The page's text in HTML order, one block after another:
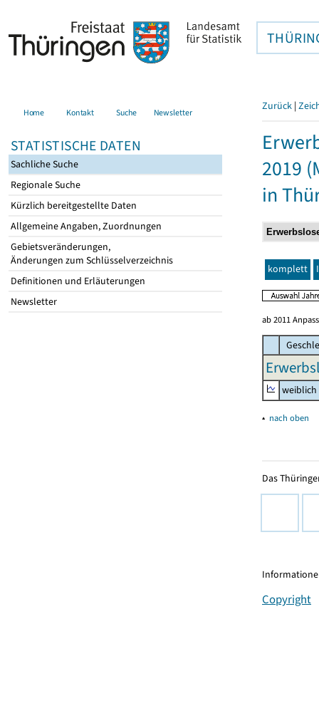
Home Kontakt Suche Newsletter
STATISTISCHE DATEN
Sachliche Suche
Regionale Suche
Kürzlich bereitgestellte Daten
Allgemeine Angaben, Zuordnungen
Gebietsveränderungen,
Änderungen zum Schlüsselverzeichnis
Definitionen und Erläuterungen
Newsletter
Zurück |
2019
in
komplett
ab 2011
weiblich
▴ nach oben
Das
Copyright